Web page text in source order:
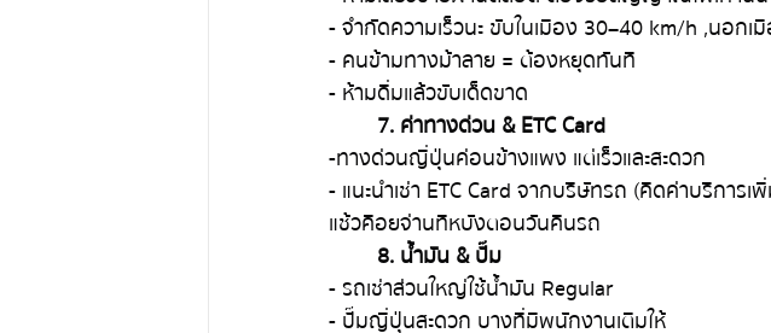
- จำกัดความเร็วนะ ขับในเมือง 30–40 km/h ,นอก
- คนข้ามทางม้าลาย = ต้องหยุดทันที
- ห้ามดื่มแล้วขับเด็ดขาด
7. ค่าทางด่วน & ETC Card
-ทางด่วนญี่ปุ่นค่อนข้างแพง แต่เร็วและสะดวก
- แนะนำเช่า ETC Card จากบริษัทรถ (คิดค่าบริการ
แช้วคือยจ่านทีหบังตอนวันคืนรถ
8. น้ำมัน & ปั๊ม
- รถเช่าส่วนใหญ่ใช้น้ำมัน Regular
- ปั๊มญี่ปุ่นสะดวก บางที่มีพนักงานเติมให้